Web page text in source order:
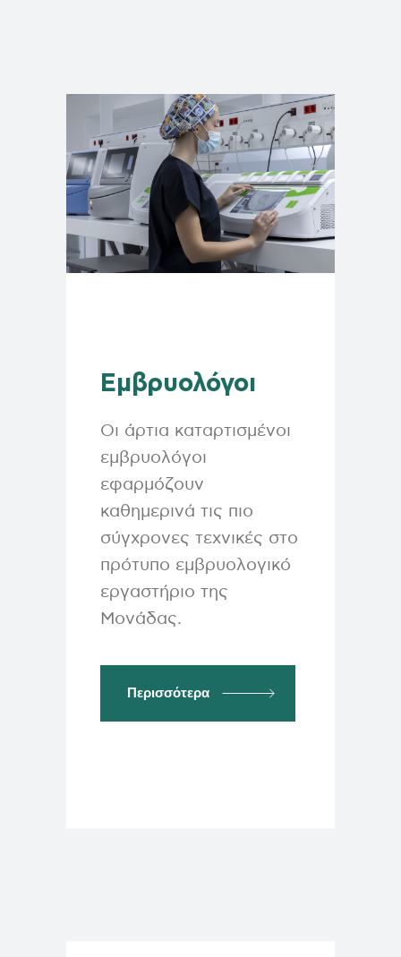
Εμβρυολόγοι
Οι άρτια καταρτισμένοι
εμβρυολόγοι
εφαρμόζουν
καθημερινά τις πιο
σύγχρονες τεχνικές στο
πρότυπο εμβρυολογικό
εργαστήριο της
Μονάδας.
Περισσότερα